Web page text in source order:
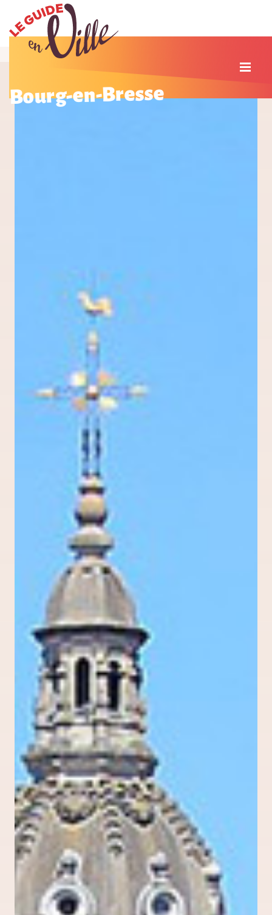
Bourg-en-Bresse